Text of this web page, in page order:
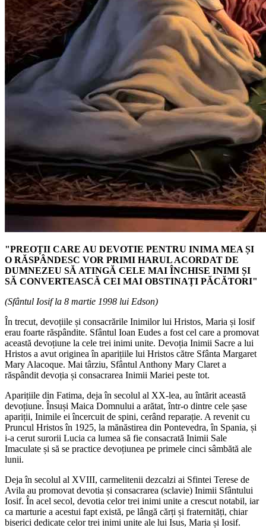
"PREOȚII CARE AU DEVOTIE PENTRU INIMA MEA ȘI
O RĂSPÂNDESC VOR PRIMI HARUL ACORDAT DE
DUMNEZEU SĂ ATINGĂ CELE MAI ÎNCHISE INIMI ȘI
SĂ CONVERTEASCĂ CEI MAI OBSTINAȚI PĂCĂTORI"
(Sfântul Iosif la 8 martie 1998 lui Edson)
În trecut, devoțiile și consacrările Inimilor lui Hristos, Maria și Iosif
erau foarte răspândite. Sfântul Ioan Eudes a fost cel care a promovat
această devoțiune la cele trei inimi unite. Devoția Inimii Sacre a lui
Hristos a avut originea în aparițiile lui Hristos către Sfânta Margaret
Mary Alacoque. Mai târziu, Sfântul Anthony Mary Claret a
răspândit devoția și consacrarea Inimii Mariei peste tot.
Aparițiile din Fatima, deja în secolul al XX-lea, au întărit această
devoțiune. Însuși Maica Domnului a arătat, într-o dintre cele șase
apariții, Inimile ei încercuit de spini, cerând reparație. A revenit cu
Pruncul Hristos în 1925, la mănăstirea din Pontevedra, în Spania, și
i-a cerut surorii Lucia ca lumea să fie consacrată Inimii Sale
Imaculate și să se practice devoțiunea pe primele cinci sâmbătă ale
lunii.
Deja în secolul al XVIII, carmelitenii dezcalzi ai Sfintei Terese de
Avila au promovat devotia și consacrarea (sclavie) Inimii Sfântului
Iosif. În acel secol, devotia celor trei inimi unite a crescut notabil, iar
ca marturie a acestui fapt există, pe lângă cărți și fraternități, chiar
biserici dedicate celor trei inimi unite ale lui Isus, Maria și Iosif.